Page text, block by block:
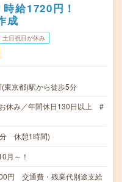
給1720円！
成
土日祝日が休み
東京都)駅から徒歩5分
休み／年間休日130日以上 #
休憩1時間)
月～！
円 交通費・残業代別途支給